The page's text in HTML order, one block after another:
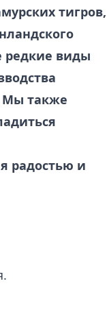
тигров,
редкие виды
Мы также
радостью и